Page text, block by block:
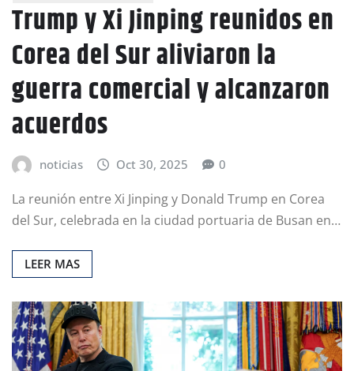
Trump y Xi Jinping reunidos en
Corea del Sur aliviaron la
guerra comercial y alcanzaron
acuerdos
noticias Oct 30, 2025 0
La reunión entre Xi Jinping y Donald Trump en Corea
del Sur, celebrada en la ciudad portuaria de Busan en…
LEER MAS